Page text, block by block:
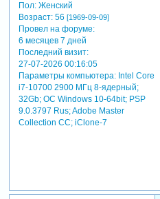
Пол:Женский
Возраст:56 [1969-09-09]
Провел на форуме:
6 месяцев 7 дней
Последний визит:
27-07-2026 00:16:05
Параметры компьютера:Intel Core
i7-10700 2900 МГц 8-ядерный;
32Gb; ОС Windows 10-64bit; PSP
9.0.3797 Rus; Adobe Master
Collection СС; iClone-7